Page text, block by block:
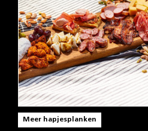
Meer hapjesplanken